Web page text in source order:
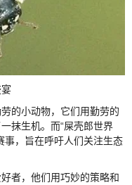
的小动物，它们用勤劳的
抹生机。而“屎壳郎世界
事，旨在呼吁人们关注生态
者，他们用巧妙的策略和